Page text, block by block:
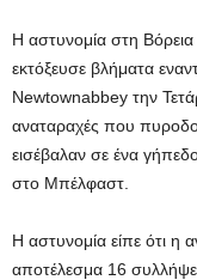
Η αστυνομία στη Βόρεια
εκτόξευσε βλήματα
Newtownabbey την
αναταραχές που
εισέβαλαν σε ένα
στο Μπέλφαστ.
Η αστυνομία είπε ότι η
αποτέλεσμα 16